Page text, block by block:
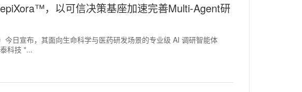
，以可信决策基座加速完善Multi-Agent研
日宣布，其面向生命科学与医药研发场景的专业级 AI 调研智能体
科技 "...